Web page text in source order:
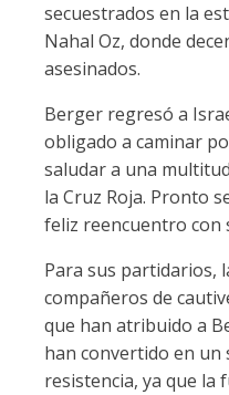
secuestrados en la
Nahal Oz, donde
asesinados.
Berger regresó a
obligado a caminar
saludar a una
la Cruz Roja. Pronto
feliz reencuentro con
Para sus partidarios,
compañeros de
que han atribuido a
han convertido en un
resistencia, ya que la